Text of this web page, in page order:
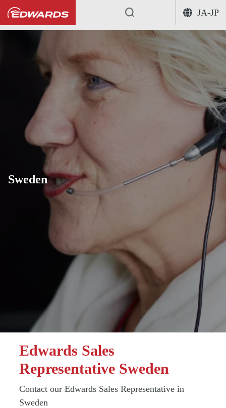
JA-JP
...
Sweden
Edwards Sales
Representative Sweden
Contact our Edwards Sales Representative in
Sweden